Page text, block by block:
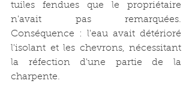
tuiles fendues que le propriétaire
n'avait pas remarquées.
Conséquence : l'eau avait détérioré
l'isolant et les chevrons, nécessitant
la réfection d'une partie de la
charpente.